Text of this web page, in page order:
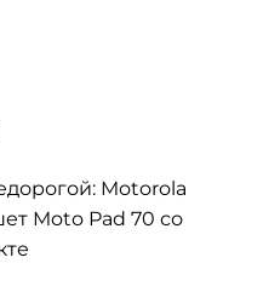
Motorola
Moto Pad 70 со